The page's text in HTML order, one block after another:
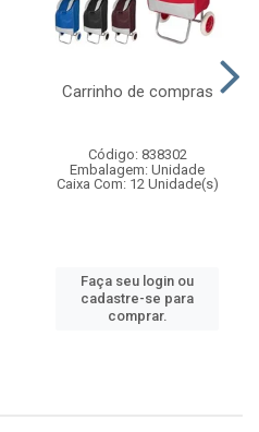
Carrinho de compras
Código: 838302
Embalagem: Unidade
Caixa Com: 12 Unidade(s)
Faça seu login ou
cadastre-se para
comprar.